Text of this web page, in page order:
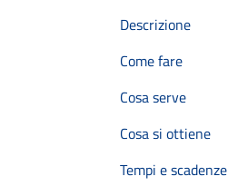
Descrizione
Come fare
Cosa serve
Cosa si ottiene
Tempi e scadenze